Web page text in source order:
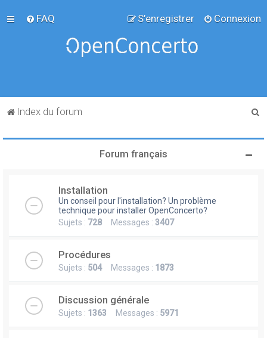
FAQ Connexion
S’enregistrer
Index du forum
Forum français
Installation
Un conseil pour l'installation? Un problème
technique pour installer OpenConcerto?
Sujets : 728 Messages : 3407
Procédures
Sujets : 504Messages : 1873
Discussion générale
Sujets : 1363 Messages : 5971